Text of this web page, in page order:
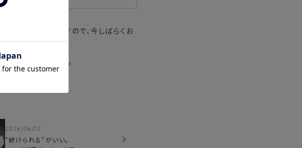
企画しておりますので、今しばらくお
努めてまいります。
。
2026/06/12
“続けられる”がいい。